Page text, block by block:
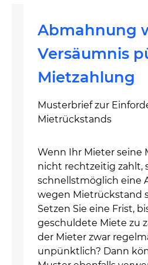
Abmahnung
Versäumnis
Mietzahlung
Musterbrief zur
Mietrückstands
Wenn Ihr Mieter seine
nicht rechtzeitig zahlt,
schnellstmöglich eine
wegen Mietrückstand
Setzen Sie eine Frist,
geschuldete Miete zu
der Mieter zwar
unpünktlich? Dann